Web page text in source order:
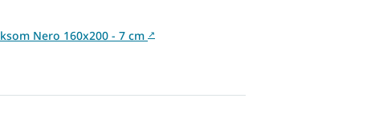
Nero 160x200 - 7 cm ↗